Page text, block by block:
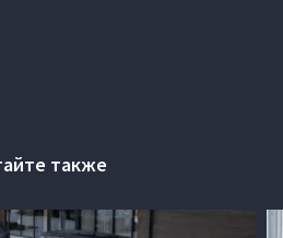
также